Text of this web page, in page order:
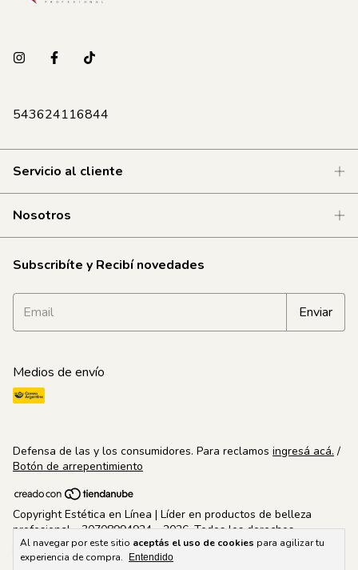
Al navegar por este sitio aceptás el uso de cookies para agilizar tu
experiencia de compra.
Entendido
543624116844
Servicio al cliente
Nosotros
Subscribíte y Recibí novedades
Medios de envío
Defensa de las y los consumidores. Para reclamos ingresá acá. /
Botón de arrepentimiento
Copyright Estética en Línea | Líder en productos de belleza
profesional - 30708994924 - 2026. Todos los derechos
reservados.